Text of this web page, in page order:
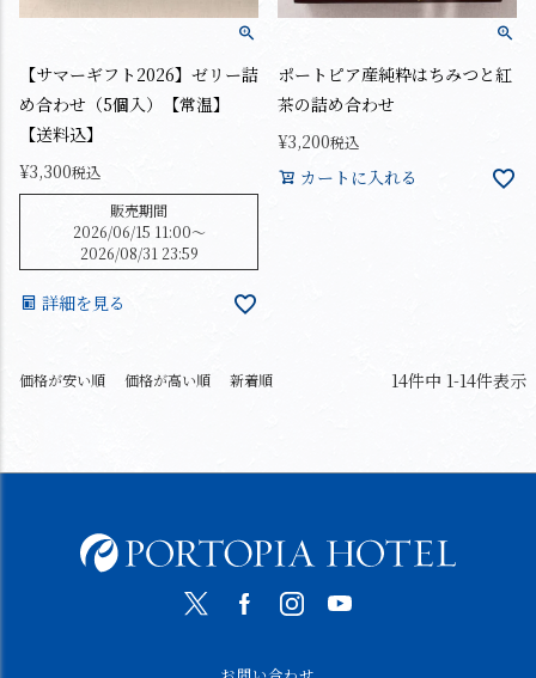
【サマーギフト2026】ゼリー詰
め合わせ（5個入）【常温】
【送料込】
¥3,300税込
販売期間
2026/06/15 11:00〜
2026/08/31 23:59
詳細を見る
ポートピア産純粋はちみつと紅
茶の詰め合わせ
¥3,200税込
カートに入れる
価格が安い順 価格が高い順 新着順 14件中 1-14件表示
お問い合わせ